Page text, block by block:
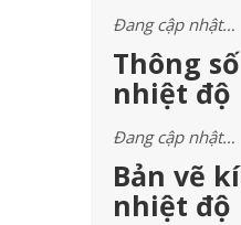
Đang cập nhật…
Thông
nhiệt độ
Đang cập nhật…
Bản vẽ
nhiệt độ